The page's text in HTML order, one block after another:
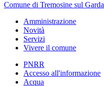
Comune di Tremosine sul Garda
Amministrazione
Novità
Servizi
Vivere il comune
PNRR
Accesso all'informazione
Acqua